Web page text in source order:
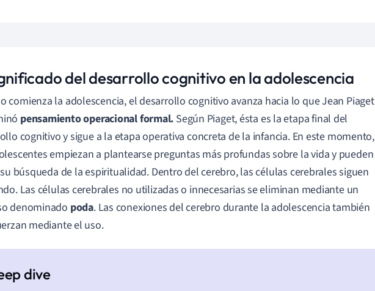
del desarrollo cognitivo en la adolescencia
comienza la adolescencia, el desarrollo cognitivo avanza hacia lo que Jean Piaget
pensamiento operacional formal. Según Piaget, ésta es la etapa final del
cognitivo y sigue a la etapa operativa concreta de la infancia. En este momento,
empiezan a plantearse preguntas más profundas sobre la vida y pueden
búsqueda de la espiritualidad. Dentro del cerebro, las células cerebrales siguen
Las células cerebrales no utilizadas o innecesarias se eliminan mediante un
denominado poda. Las conexiones del cerebro durante la adolescencia también
mediante el uso.